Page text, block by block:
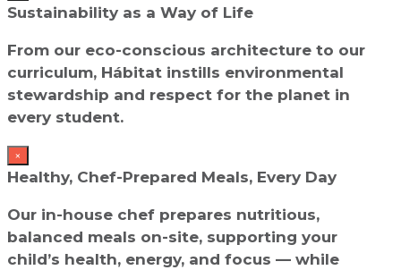
Sustainability as a Way of Life
From our eco-conscious architecture to our
curriculum, Hábitat instills environmental
stewardship and respect for the planet in
every student.
×
Healthy, Chef-Prepared Meals, Every Day
Our in-house chef prepares nutritious,
balanced meals on-site, supporting your
child’s health, energy, and focus — while